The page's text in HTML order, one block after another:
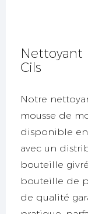
Nettoyant
Cils
Notre
mousse de
disponible en
avec un
bouteille
bouteille de
de qualité